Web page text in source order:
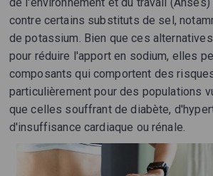
contre certains substituts de sel,
de potassium. Bien que ces
pour réduire l'apport en sodium, elles
composants qui comportent des
particulièrement pour des populations
que celles souffrant de diabète,
d'insuffisance cardiaque ou rénale.